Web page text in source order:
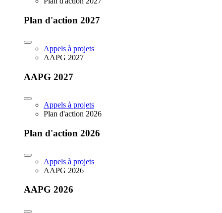
Plan d'action 2027
Appels à projets
AAPG 2027
AAPG 2027
Appels à projets
Plan d'action 2026
Plan d'action 2026
Appels à projets
AAPG 2026
AAPG 2026